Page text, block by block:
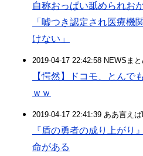
自称おっぱい舐められお
「嘘つき認定され医療機
けない」
2019-04-17 22:42:58 NEWSま
【愕然】ドコモ、とんで
ｗｗ
2019-04-17 22:41:39 ああ言え
『盾の勇者の成り上がり
命がある